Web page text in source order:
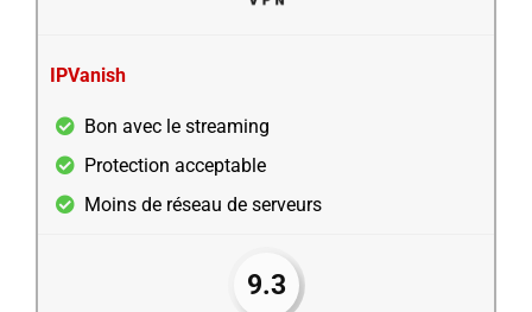
IPVanish
Bon avec le streaming
Protection acceptable
Moins de réseau de serveurs
9.3